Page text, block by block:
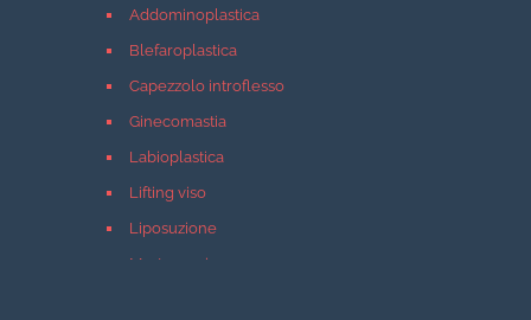
Addominoplastica
Blefaroplastica
Capezzolo introflesso
Ginecomastia
Labioplastica
Lifting viso
Liposuzione
Mastopessi